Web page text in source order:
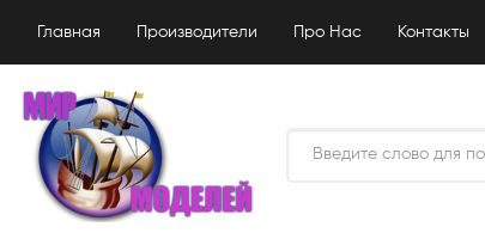
Главная Производители Про Нас Контакты